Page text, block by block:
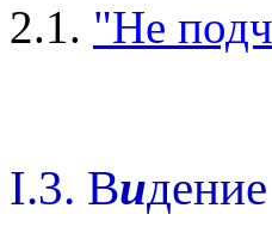
2.1. "Не
I.3. Видение